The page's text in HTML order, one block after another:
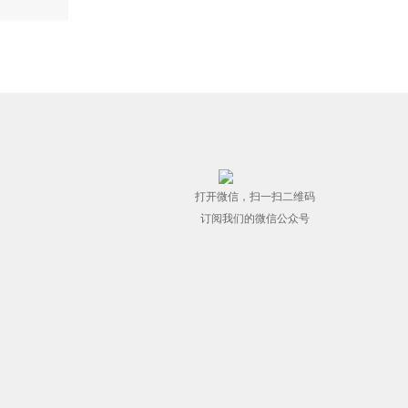
打开微信，扫一扫二维码
订阅我们的微信公众号